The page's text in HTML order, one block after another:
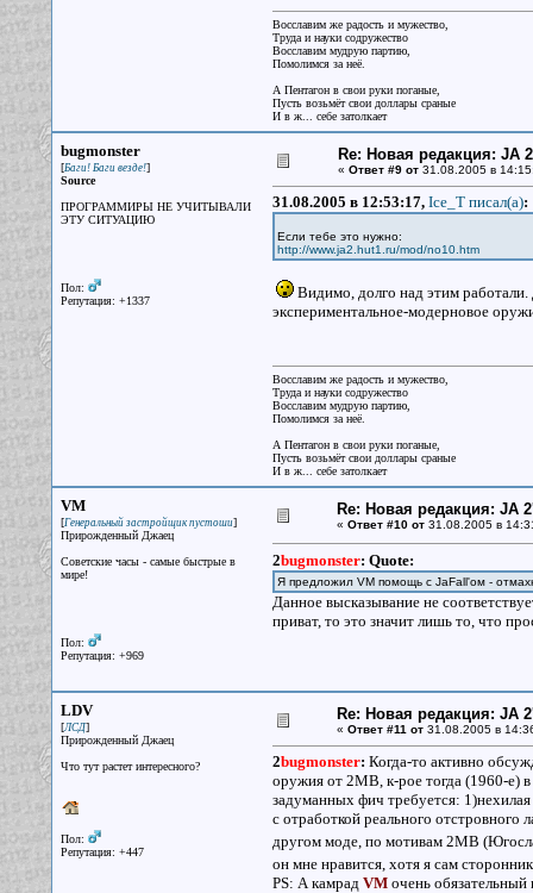
Восславим же радость и мужество,
Труда и науки содружество
Восславим мудрую партию,
Помолимся за неё.
А Пентагон в свои руки поганые,
Пусть возьмёт свои доллары сраные
И в ж... себе затолкает
bugmonster
[Баги! Баги везде!]
Source
ПРОГРАММИРЫ НЕ УЧИТЫВАЛИ
ЭТУ СИТУАЦИЮ
Пол:
Репутация: +1337
Re: Новая редакция: JA
« Ответ #9 от31.08.2005 в
31.08.2005 в 12:53:17, Ice_T писал(a):
Если тебе это нужно:
http://www.ja2.hut1.ru/mod/no10.htm
Видимо, долго над этим работали.
экспериментальное-модерновое
Восславим же радость и мужество,
Труда и науки содружество
Восславим мудрую партию,
Помолимся за неё.
А Пентагон в свои руки поганые,
Пусть возьмёт свои доллары сраные
И в ж... себе затолкает
VM
[Генеральный застройщик пустоши]
Прирожденный Джаец
Советские часы - самые быстрые в
мире!
Пол:
Репутация: +969
Re: Новая редакция: JA
« Ответ #10 от31.08.2005 в
2bugmonster: Quote:
Я предложил VM помощь с JaFall'ом -
Данное высказывание не
приват, то это значит лишь то, что
LDV
[ЛСД]
Прирожденный Джаец
Что тут растет интересного?
Пол:
Репутация: +447
Re: Новая редакция: JA
« Ответ #11 от31.08.2005 в
2bugmonster: Когда-то активно
оружия от 2МВ, к-рое тогда (1960-е)
задуманных фич требуется:
с отработкой реального
другом моде, по мотивам 2МВ
он мне нравится, хотя я сам
PS: А камрад VMочень обязательный